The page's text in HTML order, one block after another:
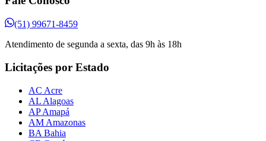
(51) 99671-8459
Atendimento de segunda a sexta, das 9h às 18h
Licitações por Estado
AC Acre
AL Alagoas
AP Amapá
AM Amazonas
BA Bahia